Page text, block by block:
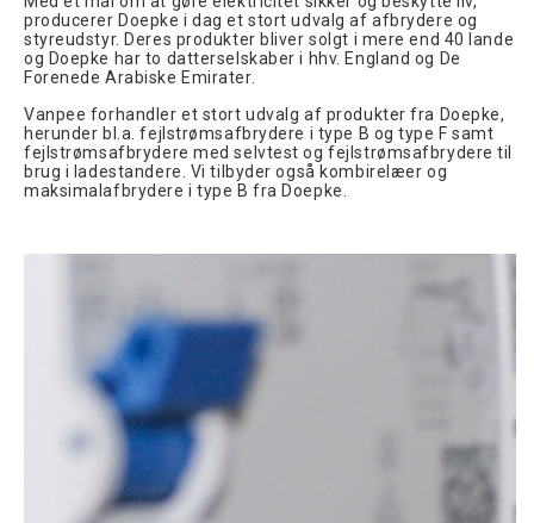
producerer Doepke i dag et stort udvalg af afbrydere og
styreudstyr. Deres produkter bliver solgt i mere end 40 lande
og Doepke har to datterselskaber i hhv. England og De
Forenede Arabiske Emirater.
Vanpee forhandler et stort udvalg af produkter fra Doepke,
herunder bl.a. fejlstrømsafbrydere i type B og type F samt
fejlstrømsafbrydere med selvtest og fejlstrømsafbrydere til
brug i ladestandere. Vi tilbyder også kombirelæer og
maksimalafbrydere i type B fra Doepke.